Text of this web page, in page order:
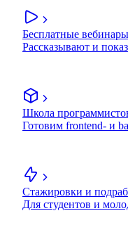
Бесплатные вебинары
Рассказывают и
Школа
Готовим frontend- и
Стажировки и
Для студентов и